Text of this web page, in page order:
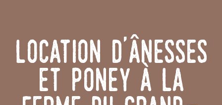
Location d'ânesses
et poney à la